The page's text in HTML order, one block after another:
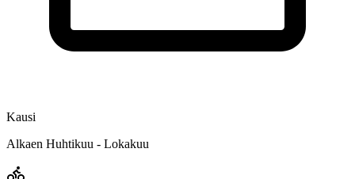
Kausi
Alkaen Huhtikuu - Lokakuu